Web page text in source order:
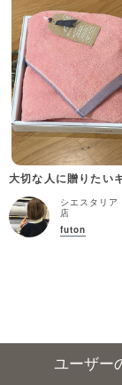
大切な人に贈りたい
シエスタリア
店
futon
ユーザー